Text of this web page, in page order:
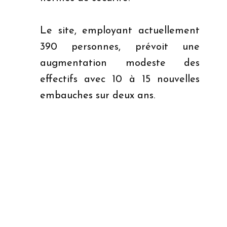
Le site, employant actuellement
390 personnes, prévoit une
augmentation modeste des
effectifs avec 10 à 15 nouvelles